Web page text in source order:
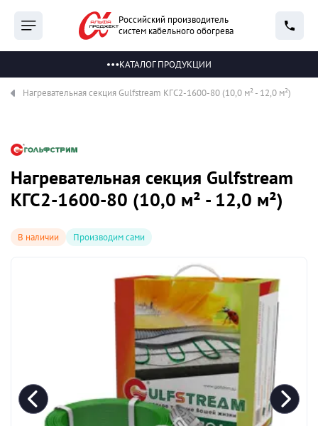
Российский производитель
систем кабельного обогрева
КАТАЛОГ ПРОДУКЦИИ
Нагревательная секция Gulfstream КГС2-1600-80 (10,0 м² - 12,0 м²)
В наличии Производим сами
Нагревательная секция Gulfstream
КГС2-1600-80 (10,0 м² - 12,0 м²)